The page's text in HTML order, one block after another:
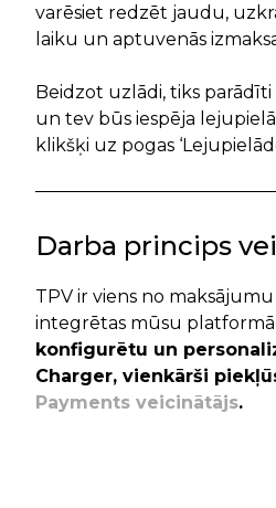
varēsiet redzēt jaudu,
laiku un aptuvenās
Beidzot uzlādi, tiks parādīti
un tev būs iespēja
klikšķi uz pogas
Darba princips
TPV ir viens no maksājumu
integrētas mūsu platformā
konfigurētu un
Charger, vienkārši
Payments veicinātājs.